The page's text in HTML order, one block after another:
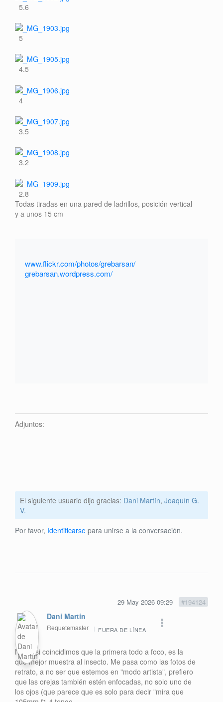
5.6
5
4.5
4
3.5
3.2
2.8
Todas tiradas en una pared de ladrillos, posición vertical
y a unos 15 cm
www.flickr.com/photos/grebarsan/
grebarsan.wordpress.com/
Adjuntos:
El siguiente usuario dijo gracias: Dani Martín, Joaquín G.
V.
Por favor, Identificarse para unirse a la conversación.
29 May 2026 09:29 #194124
Dani Martín
Requetemaster FUERA DE LÍNEA
No se si coincidimos que la primera todo a foco, es la
que mejor muestra al insecto. Me pasa como las fotos de
retrato, a no ser que estemos en "modo artista", prefiero
que las orejas también estén enfocadas, no solo uno de
los ojos (que parece que es solo para decir "mira que